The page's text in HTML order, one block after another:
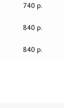
740 р.
840 р.
840 р.